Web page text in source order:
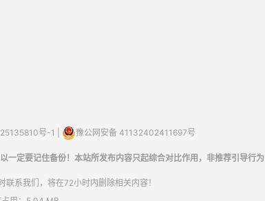
号-1 豫公网安备 41132402411697号
一定要记住备份！本站所发布内容只起综合对比作用，非推荐引导行为
系我们，将在72小时内删除相关内容！